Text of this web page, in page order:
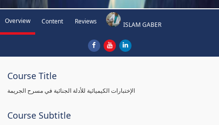
Overview Content Reviews ISLAM GABER
Course Title
الإختبارات الكيميائية للأدلة الجنائية في مسرح الجريمة
Course Subtitle